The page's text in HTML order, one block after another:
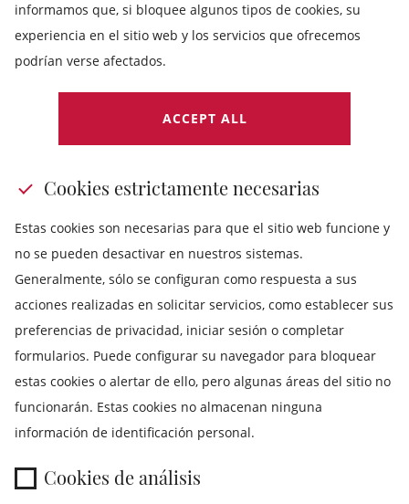
informamos que, si bloquee algunos tipos de cookies, su
experiencia en el sitio web y los servicios que ofrecemos
podrían verse afectados.
ACCEPT ALL
Cookies estrictamente necesarias
Estas cookies son necesarias para que el sitio web funcione y
no se pueden desactivar en nuestros sistemas.
Generalmente, sólo se configuran como respuesta a sus
acciones realizadas en solicitar servicios, como establecer sus
preferencias de privacidad, iniciar sesión o completar
formularios. Puede configurar su navegador para bloquear
estas cookies o alertar de ello, pero algunas áreas del sitio no
funcionarán. Estas cookies no almacenan ninguna
información de identificación personal.
Cookies de análisis